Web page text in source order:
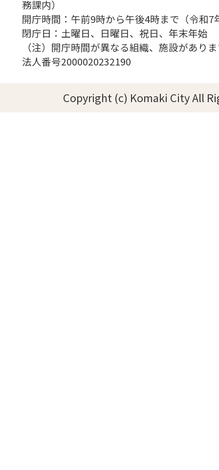
務課内）
開庁時間：午前9時から午後4時まで（令
閉庁日：土曜日、日曜日、祝日、年末年始
（注）開庁時間が異なる組織、施設があり
法人番号2000020232190
Copyright (c) Komaki City All